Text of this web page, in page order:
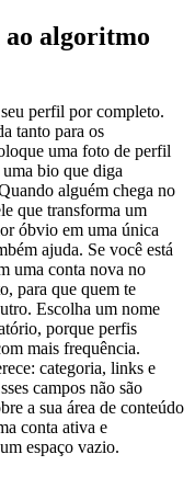
algoritmo
perfil por completo.
tanto para os
uma foto de perfil
bio que diga
alguém chega no
que transforma um
óbvio em uma única
ajuda. Se você está
uma conta nova no
para que quem te
Escolha um nome
porque perfis
mais frequência.
categoria, links e
campos não são
a sua área de conteúdo
conta ativa e
espaço vazio.